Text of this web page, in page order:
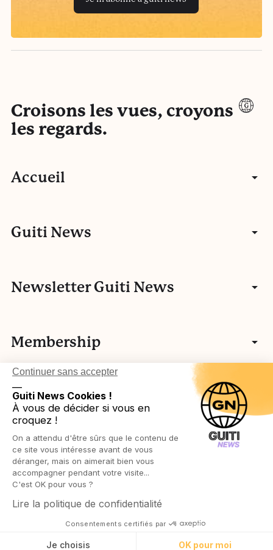
Croisons les vues, croyons
les regards.
Accueil
Articles
Portfolios
Podcasts
Agenda
Ressources pédagogiques
Guiti News
Communauté
Fake news
Vos idées
Cartographie des membres associatifs
Protection des publics
L’histoire de Guiti
L’équipe Guiti News
Nos autres activités
Ressources pédagogiques
Réseau européen
Newsletter Guiti News
Membership
Login in
Devenir membre
Légal
Politique de confidentialité
Politique de cookies
Conditions générales de vente
Contactez-nous
Continuer sans accepter
Guiti News Cookies !
À vous de décider si vous en
croquez !
On a attendu d'être sûrs que le contenu de
ce site vous intéresse avant de vous
déranger, mais on aimerait bien vous
accompagner pendant votre visite...
C'est OK pour vous ?
Lire la politique de confidentialité
Consentements certifiés par
Je choisis OK pour moi